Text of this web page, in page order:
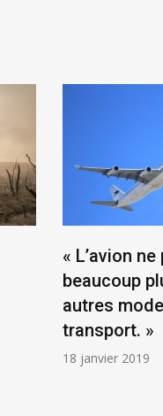
« L’avion
beaucoup
autres
transport. »
18 janvier 2019